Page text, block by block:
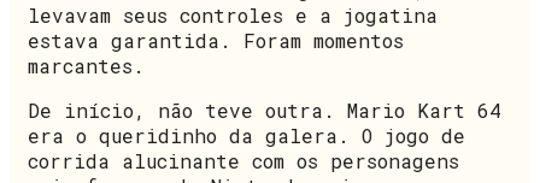
levavam seus controles e a jogatina
estava garantida. Foram momentos
marcantes.
De início, não teve outra. Mario Kart 64
era o queridinho da galera. O jogo de
corrida alucinante com os personagens